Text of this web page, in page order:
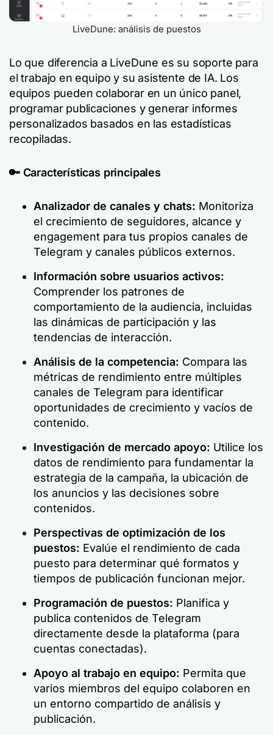
LiveDune: análisis de puestos
Lo que diferencia a LiveDune es su soporte para
el trabajo en equipo y su asistente de IA. Los
equipos pueden colaborar en un único panel,
programar publicaciones y generar informes
personalizados basados en las estadísticas
recopiladas.
🔑 Características principales
Analizador de canales y chats: Monitoriza
el crecimiento de seguidores, alcance y
engagement para tus propios canales de
Telegram y canales públicos externos.
Información sobre usuarios activos:
Comprender los patrones de
comportamiento de la audiencia, incluidas
las dinámicas de participación y las
tendencias de interacción.
Análisis de la competencia: Compara las
métricas de rendimiento entre múltiples
canales de Telegram para identificar
oportunidades de crecimiento y vacíos de
contenido.
Investigación de mercado apoyo: Utilice los
datos de rendimiento para fundamentar la
estrategia de la campaña, la ubicación de
los anuncios y las decisiones sobre
contenidos.
Perspectivas de optimización de los
puestos: Evalúe el rendimiento de cada
puesto para determinar qué formatos y
tiempos de publicación funcionan mejor.
Programación de puestos: Planifica y
publica contenidos de Telegram
directamente desde la plataforma (para
cuentas conectadas).
Apoyo al trabajo en equipo: Permita que
varios miembros del equipo colaboren en
un entorno compartido de análisis y
publicación.